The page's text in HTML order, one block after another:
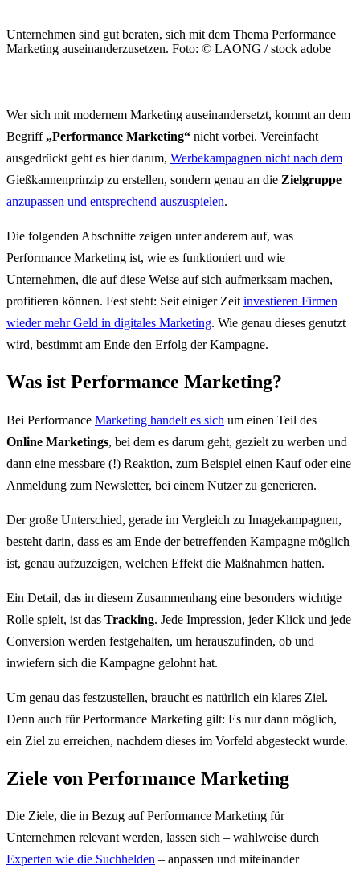
Unternehmen sind gut beraten, sich mit dem Thema Performance
Marketing auseinanderzusetzen. Foto: © LAONG / stock adobe
Wer sich mit modernem Marketing auseinandersetzt, kommt an dem
Begriff „Performance Marketing“ nicht vorbei. Vereinfacht
ausgedrückt geht es hier darum, Werbekampagnen nicht nach dem
Gießkannenprinzip zu erstellen, sondern genau an die Zielgruppe
anzupassen und entsprechend auszuspielen.
Die folgenden Abschnitte zeigen unter anderem auf, was
Performance Marketing ist, wie es funktioniert und wie
Unternehmen, die auf diese Weise auf sich aufmerksam machen,
profitieren können. Fest steht: Seit einiger Zeit investieren Firmen
wieder mehr Geld in digitales Marketing. Wie genau dieses genutzt
wird, bestimmt am Ende den Erfolg der Kampagne.
Was ist Performance Marketing?
Bei Performance Marketing handelt es sich um einen Teil des
Online Marketings, bei dem es darum geht, gezielt zu werben und
dann eine messbare (!) Reaktion, zum Beispiel einen Kauf oder eine
Anmeldung zum Newsletter, bei einem Nutzer zu generieren.
Der große Unterschied, gerade im Vergleich zu Imagekampagnen,
besteht darin, dass es am Ende der betreffenden Kampagne möglich
ist, genau aufzuzeigen, welchen Effekt die Maßnahmen hatten.
Ein Detail, das in diesem Zusammenhang eine besonders wichtige
Rolle spielt, ist das Tracking. Jede Impression, jeder Klick und jede
Conversion werden festgehalten, um herauszufinden, ob und
inwiefern sich die Kampagne gelohnt hat.
Um genau das festzustellen, braucht es natürlich ein klares Ziel.
Denn auch für Performance Marketing gilt: Es nur dann möglich,
ein Ziel zu erreichen, nachdem dieses im Vorfeld abgesteckt wurde.
Ziele von Performance Marketing
Die Ziele, die in Bezug auf Performance Marketing für
Unternehmen relevant werden, lassen sich – wahlweise durch
Experten wie die Suchhelden – anpassen und miteinander